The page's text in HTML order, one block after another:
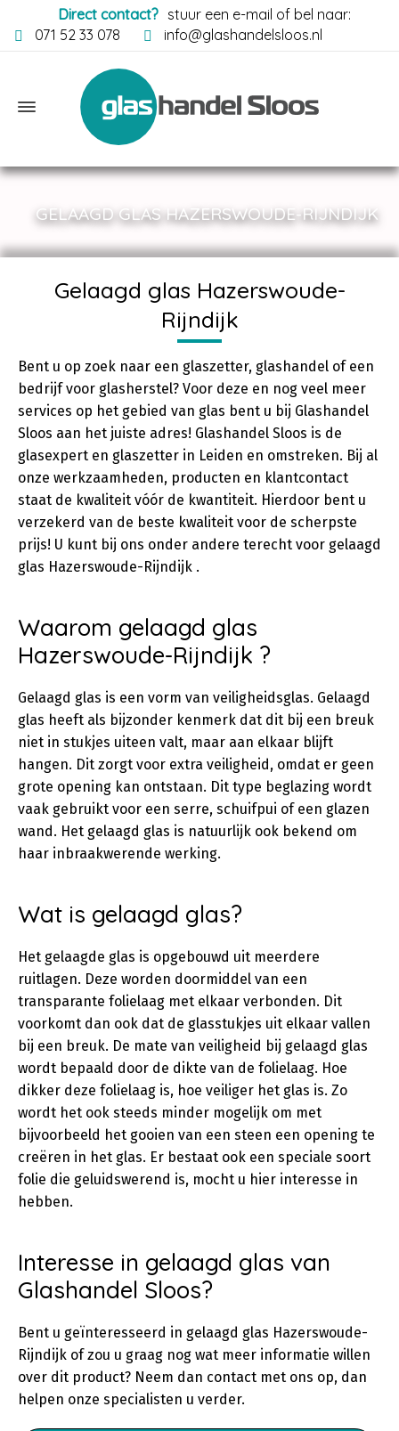
Direct contact? stuur een e-mail of bel naar:
071 52 33 078
info@glashandelsloos.nl
GELAAGD GLAS HAZERSWOUDE-RIJNDIJK
Gelaagd glas Hazerswoude-
Rijndijk
Bent u op zoek naar een glaszetter, glashandel of een
bedrijf voor glasherstel? Voor deze en nog veel meer
services op het gebied van glas bent u bij Glashandel
Sloos aan het juiste adres! Glashandel Sloos is de
glasexpert en glaszetter in Leiden en omstreken. Bij al
onze werkzaamheden, producten en klantcontact
staat de kwaliteit vóór de kwantiteit. Hierdoor bent u
verzekerd van de beste kwaliteit voor de scherpste
prijs! U kunt bij ons onder andere terecht voor gelaagd
glas Hazerswoude-Rijndijk .
Waarom gelaagd glas
Hazerswoude-Rijndijk ?
Gelaagd glas is een vorm van veiligheidsglas. Gelaagd
glas heeft als bijzonder kenmerk dat dit bij een breuk
niet in stukjes uiteen valt, maar aan elkaar blijft
hangen. Dit zorgt voor extra veiligheid, omdat er geen
grote opening kan ontstaan. Dit type beglazing wordt
vaak gebruikt voor een serre, schuifpui of een glazen
wand. Het gelaagd glas is natuurlijk ook bekend om
haar inbraakwerende werking.
Wat is gelaagd glas?
Het gelaagde glas is opgebouwd uit meerdere
ruitlagen. Deze worden doormiddel van een
transparante folielaag met elkaar verbonden. Dit
voorkomt dan ook dat de glasstukjes uit elkaar vallen
bij een breuk. De mate van veiligheid bij gelaagd glas
wordt bepaald door de dikte van de folielaag. Hoe
dikker deze folielaag is, hoe veiliger het glas is. Zo
wordt het ook steeds minder mogelijk om met
bijvoorbeeld het gooien van een steen een opening te
creëren in het glas. Er bestaat ook een speciale soort
folie die geluidswerend is, mocht u hier interesse in
hebben.
Interesse in gelaagd glas van
Glashandel Sloos?
Bent u geïnteresseerd in gelaagd glas Hazerswoude-
Rijndijk of zou u graag nog wat meer informatie willen
over dit product? Neem dan contact met ons op, dan
helpen onze specialisten u verder.